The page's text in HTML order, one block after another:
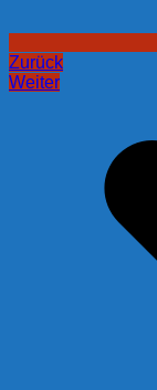
Zurück
Weiter